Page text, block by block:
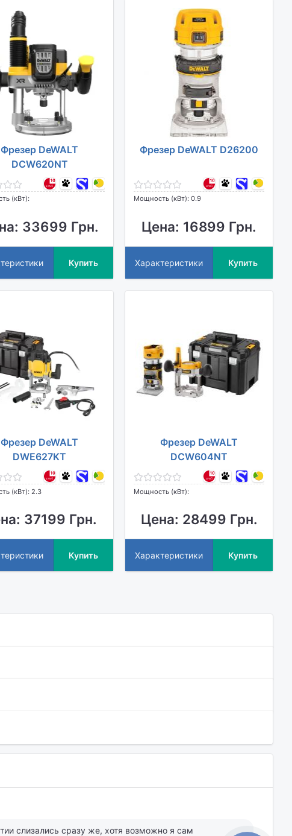
Фрезер DeWALT
DCW620NT
(кВт):
33699 Грн.
Купить
Фрезер DeWALT D26200
Мощность (кВт): 0.9
Цена: 16899 Грн.
Характеристики Купить
Фрезер DeWALT
DWE627KT
(кВт): 2.3
37199 Грн.
Купить
Фрезер DeWALT
DCW604NT
Мощность (кВт):
Цена: 28499 Грн.
Характеристики Купить
слизались сразу же, хотя возможно я сам